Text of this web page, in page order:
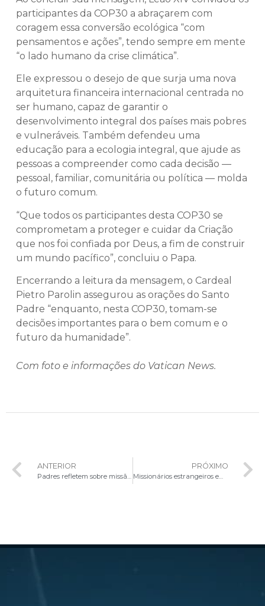
participantes da COP30 a abraçarem com
coragem essa conversão ecológica “com
pensamentos e ações”, tendo sempre em mente
“o lado humano da crise climática”.
Ele expressou o desejo de que surja uma nova
arquitetura financeira internacional centrada no
ser humano, capaz de garantir o
desenvolvimento integral dos países mais pobres
e vulneráveis. Também defendeu uma
educação para a ecologia integral, que ajude as
pessoas a compreender como cada decisão —
pessoal, familiar, comunitária ou política — molda
o futuro comum.
“Que todos os participantes desta COP30 se
comprometam a proteger e cuidar da Criação
que nos foi confiada por Deus, a fim de construir
um mundo pacífico”, concluiu o Papa.
Encerrando a leitura da mensagem, o Cardeal
Pietro Parolin assegurou as orações do Santo
Padre “enquanto, nesta COP30, tomam-se
decisões importantes para o bem comum e o
futuro da humanidade”.
Com foto e informações do Vatican News.
ANTERIOR
Padres refletem sobre missão evangelizadora no ambiente digital em encontro nacional em Brasília
PRÓXIMO
Missionários estrangeiros em formação visitam a sede da CNBB em Brasília